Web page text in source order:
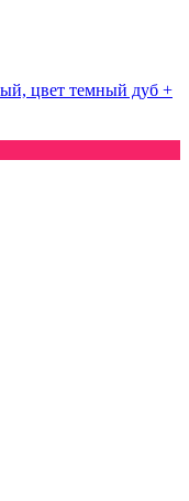
цвет темный дуб +